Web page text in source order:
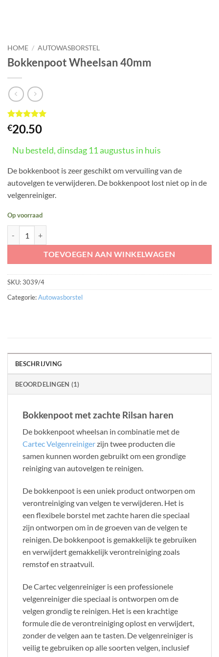
HOME / AUTOWASBORSTEL
Bokkenpoot Wheelsan 40mm
Gewaardeerd
5op 5
op
1
klant
€20.50
Nu besteld, dinsdag 11 augustus in huis
De bokkenboot is zeer geschikt om vervuiling van de
autovelgen te verwijderen. De bokkenpoot lost niet op in de
velgenreiniger.
Op voorraad
TOEVOEGEN AAN WINKELWAGEN
SKU:3039/4
Categorie:Autowasborstel
BESCHRIJVING
BEOORDELINGEN (1)
Bokkenpoot met zachte Rilsan haren
De bokkenpoot wheelsan in combinatie met de
Cartec Velgenreinigerzijn twee producten die
samen kunnen worden gebruikt om een grondige
reiniging van autovelgen te reinigen.
De bokkenpoot is een uniek product ontworpen om
verontreiniging van velgen te verwijderen. Het is
een flexibele borstel met zachte haren die speciaal
zijn ontworpen om in de groeven van de velgen te
reinigen. De bokkenpoot is gemakkelijk te gebruiken
en verwijdert gemakkelijk verontreiniging zoals
remstof en straatvuil.
De Cartec velgenreiniger is een professionele
velgenreiniger die speciaal is ontworpen om de
velgen grondig te reinigen. Het is een krachtige
formule die de verontreiniging oplost en verwijdert,
zonder de velgen aan te tasten. De velgenreiniger is
veilig te gebruiken op alle soorten velgen, inclusief